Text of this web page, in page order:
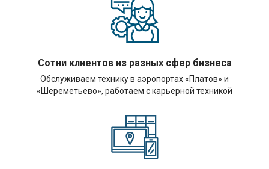
Сотни клиентов из разных сфер бизнеса
Обслуживаем технику в аэропортах «Платов» и
«Шереметьево», работаем с карьерной техникой